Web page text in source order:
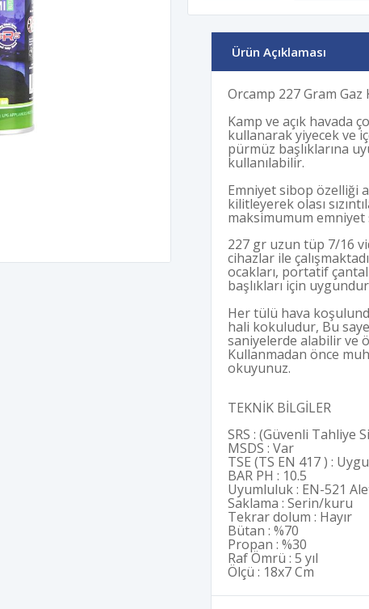
Ürün Açıklaması
Orcamp 227 Gram Gaz
Kamp ve açık havada
kullanarak yiyecek ve
pürmüz başlıklarına
kullanılabilir.
Emniyet sibop özelliği
kilitleyerek olası
maksimumum emniyet
227 gr uzun tüp 7/16
cihazlar ile
ocakları, portatif
başlıkları için
Her tülü hava
hali kokuludur, Bu
saniyelerde alabilir ve
Kullanmadan önce
okuyunuz.
TEKNİK BİLGİLER
SRS : (Güvenli Tahliye
MSDS : Var
TSE (TS EN 417 ) :
BAR PH : 10.5
Uyumluluk : EN-521
Saklama : Serin/kuru
Tekrar dolum : Hayır
Bütan : %70
Propan : %30
Raf Ömrü : 5 yıl
Ölçü : 18x7 Cm